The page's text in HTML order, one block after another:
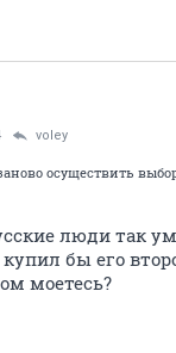
voley
осуществить
люди так
бы его
моетесь?